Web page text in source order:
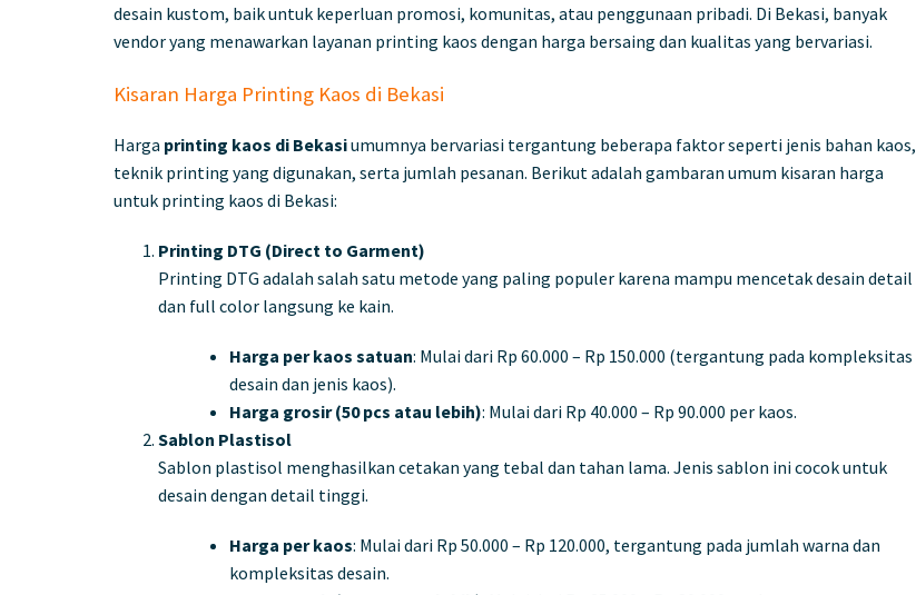
desain kustom, baik untuk keperluan promosi, komunitas, atau penggunaan pribadi. Di Bekasi, banyak
vendor yang menawarkan layanan printing kaos dengan harga bersaing dan kualitas yang bervariasi.
Kisaran Harga Printing Kaos di Bekasi
Harga printing kaos di Bekasiumumnya bervariasi tergantung beberapa faktor seperti jenis bahan kaos,
teknik printing yang digunakan, serta jumlah pesanan. Berikut adalah gambaran umum kisaran harga
untuk printing kaos di Bekasi:
Printing DTG (Direct to Garment)
Printing DTG adalah salah satu metode yang paling populer karena mampu mencetak desain detail
dan full color langsung ke kain.
Harga per kaos satuan: Mulai dari Rp 60.000 – Rp 150.000 (tergantung pada kompleksitas
desain dan jenis kaos).
Harga grosir (50 pcs atau lebih): Mulai dari Rp 40.000 – Rp 90.000 per kaos.
Sablon Plastisol
Sablon plastisol menghasilkan cetakan yang tebal dan tahan lama. Jenis sablon ini cocok untuk
desain dengan detail tinggi.
Harga per kaos: Mulai dari Rp 50.000 – Rp 120.000, tergantung pada jumlah warna dan
kompleksitas desain.